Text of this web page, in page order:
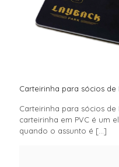
Carteirinha para sócios
Carteirinha para sócios
carteirinha em PVC é um
quando o assunto é […]